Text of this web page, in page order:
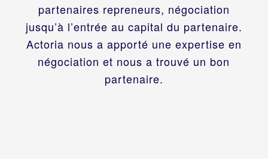
partenaires repreneurs, négociation
jusqu’à l’entrée au capital du partenaire.
Actoria nous a apporté une expertise en
négociation et nous a trouvé un bon
partenaire.